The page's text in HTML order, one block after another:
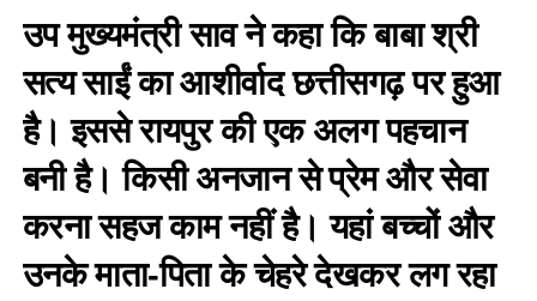
उप मुख्यमंत्री साव ने कहा कि बाबा श्री
सत्य साईं का आशीर्वाद छत्तीसगढ़ पर हुआ
है। इससे रायपुर की एक अलग पहचान
बनी है। किसी अनजान से प्रेम और सेवा
करना सहज काम नहीं है। यहां बच्चों और
उनके माता-पिता के चेहरे देखकर लग रहा